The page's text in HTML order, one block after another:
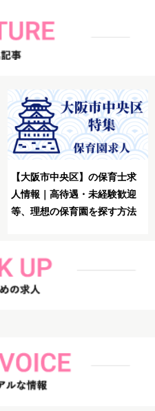
【大阪市生野区】保育士が
想の求人を探す方法